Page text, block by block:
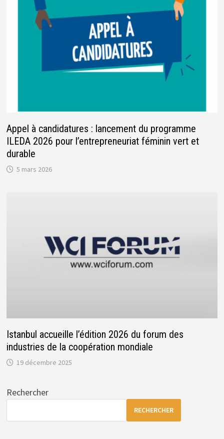
Appel à candidatures : lancement du programme
ILEDA 2026 pour l’entrepreneuriat féminin vert et
durable
5 mars 2026
Istanbul accueille l’édition 2026 du forum des
industries de la coopération mondiale
19 décembre 2025
Rechercher
RECHERCHER